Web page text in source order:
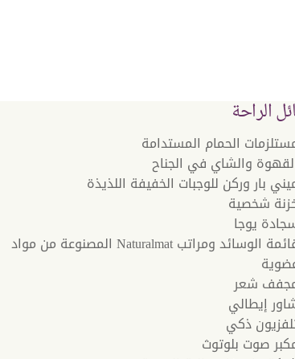
الراحة
الحمام المستدامة
والشاي في الجناح
بار وركن للوجبات الخفيفة اللذيذة
شخصية
يوجا
قائمة الوسائد ومراتب Naturalmat المصنوعة من مواد
شعر
إيطالي
ذكي
صوت بلوتوث